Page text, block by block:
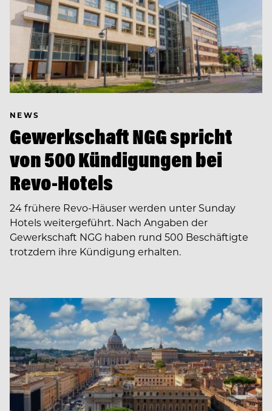
NEWS
Gewerkschaft NGG spricht
von 500 Kündigungen bei
Revo-Hotels
24 frühere Revo-Häuser werden unter Sunday
Hotels weitergeführt. Nach Angaben der
Gewerkschaft NGG haben rund 500 Beschäftigte
trotzdem ihre Kündigung erhalten.